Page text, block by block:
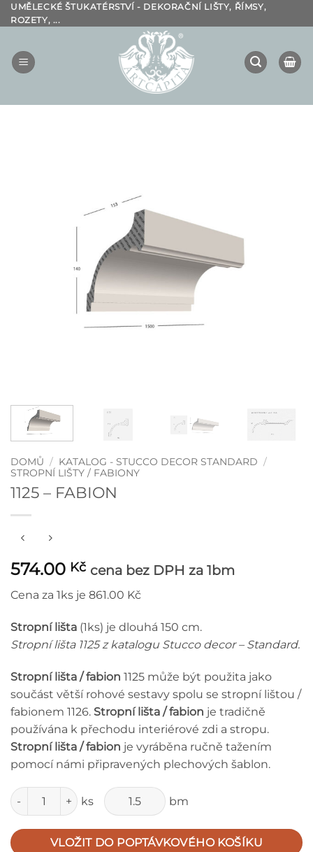
Přeskočit
na
UMĚLECKÉ ŠTUKATÉRSTVÍ - DEKORAČNÍ LIŠTY, ŘÍMSY,
ROZETY, ...
DOMŮ / KATALOG - STUCCO DECOR STANDARD /
STROPNÍ LIŠTY / FABIONY
1125 – FABION
574.00 Kč cena bez DPH za 1bm
Cena za 1ks je 861.00 Kč
Stropní lišta (1ks) je dlouhá 150 cm.
Stropní lišta 1125 z katalogu Stucco decor – Standard.
Stropní lišta / fabion 1125 může být použita jako
součást větší rohové sestavy spolu se stropní lištou /
fabionem 1126. Stropní lišta / fabion je tradičně
používána k přechodu interiérové zdi a stropu.
Stropní lišta / fabion je vyráběna ručně tažením
pomocí námi připravených plechových šablon.
bm
Množství
ks
VLOŽIT DO POPTÁVKOVÉHO KOŠÍKU